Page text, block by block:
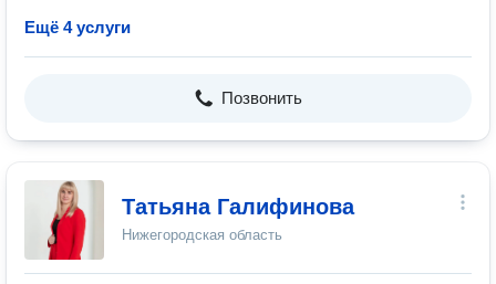
Ещё 4 услуги
Позвонить
Татьяна Галифинова
Нижегородская область